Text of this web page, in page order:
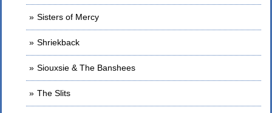
Sisters of Mercy
Shriekback
Siouxsie & The Banshees
The Slits